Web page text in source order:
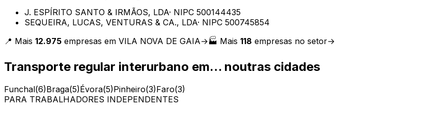
J. ESPÍRITO SANTO & IRMÃOS, LDA· NIPC 500144435
SEQUEIRA, LUCAS, VENTURAS & CA., LDA· NIPC 500745854
📍 Mais 12.975 empresas em VILA NOVA DE GAIA→🏭 Mais 118 empresas no setor→
Transporte regular interurbano em… noutras cidades
Funchal(6)Braga(5)Évora(5)Pinheiro(3)Faro(3)
PARA TRABALHADORES INDEPENDENTES